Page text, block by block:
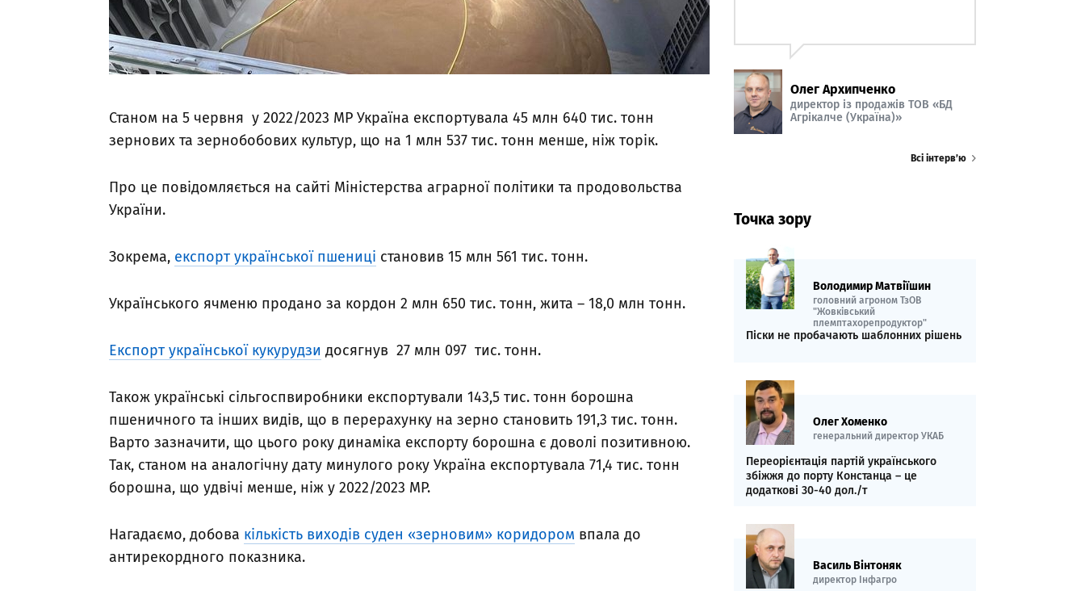
Станом на 5 червня у 2022/2023 МР Україна експортувала 45 млн 640 тис. тонн
зернових та зернобобових культур, що на 1 млн 537 тис. тонн менше, ніж торік.
Про це повідомляється на сайті Міністерства аграрної політики та продовольства
України.
Зокрема, експорт української пшениці становив 15 млн 561 тис. тонн.
Українського ячменю продано за кордон 2 млн 650 тис. тонн, жита – 18,0 млн тонн.
Експорт української кукурудзи досягнув 27 млн 097 тис. тонн.
Також українські сільгоспвиробники експортували 143,5 тис. тонн борошна
пшеничного та інших видів, що в перерахунку на зерно становить 191,3 тис. тонн.
Варто зазначити, що цього року динаміка експорту борошна є доволі позитивною.
Так, станом на аналогічну дату минулого року Україна експортувала 71,4 тис. тонн
борошна, що удвічі менше, ніж у 2022/2023 МР.
Нагадаємо, добова кількість виходів суден «зерновим» коридором впала до
антирекордного показника.
Олег Архипченко
директор із продажів ТОВ «БД
Агрікалче (Україна)»
Всі інтерв’ю
Точка зору
Володимир Матвіїшин
головний агроном ТзОВ
"Жовківський
племптахорепродуктор"
Піски не пробачають шаблонних рішень
Олег Хоменко
генеральний директор УКАБ
Переорієнтація партій українського
збіжжя до порту Констанца – це
додаткові 30-40 дол./т
Василь Вінтоняк
директор Інфагро